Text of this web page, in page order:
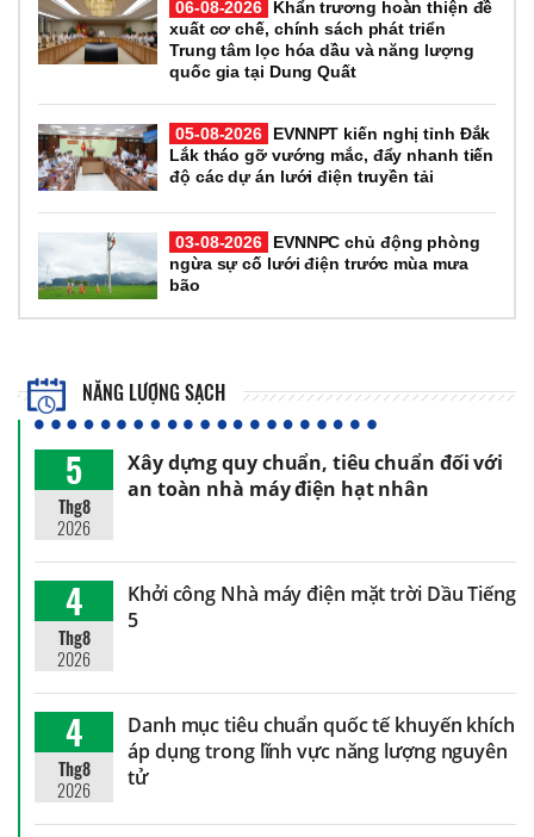
06-08-2026
Khẩn trương hoàn thiện đề
xuất cơ chế, chính sách phát triển
Trung tâm lọc hóa dầu và năng lượng
quốc gia tại Dung Quất
05-08-2026
EVNNPT kiến nghị tỉnh Đắk
Lắk tháo gỡ vướng mắc, đẩy nhanh tiến
độ các dự án lưới điện truyền tải
03-08-2026
EVNNPC chủ động phòng
ngừa sự cố lưới điện trước mùa mưa
bão
NĂNG LƯỢNG SẠCH
5
Thg8
2026
Xây dựng quy chuẩn, tiêu chuẩn đối với
an toàn nhà máy điện hạt nhân
4
Thg8
2026
Khởi công Nhà máy điện mặt trời Dầu Tiếng
5
4
Thg8
2026
Danh mục tiêu chuẩn quốc tế khuyến khích
áp dụng trong lĩnh vực năng lượng nguyên
tử